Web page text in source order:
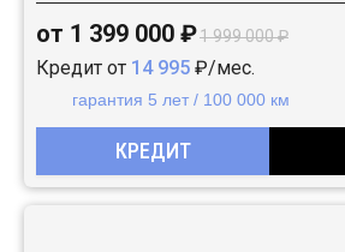
от 1 399 000 ₽1 999 000 ₽
Кредит от 14 995 ₽/мес.
гарантия 5 лет / 100 000 км
КРЕДИТ